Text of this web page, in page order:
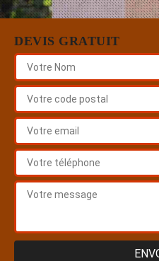
DEVIS GRATUIT